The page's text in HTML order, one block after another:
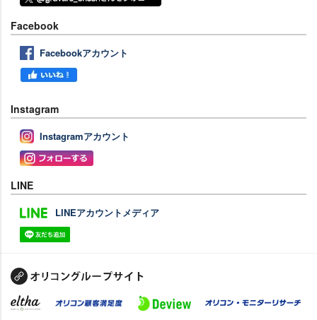
Facebook
Facebookアカウント
Instagram
Instagramアカウント
LINE
LINEアカウントメディア